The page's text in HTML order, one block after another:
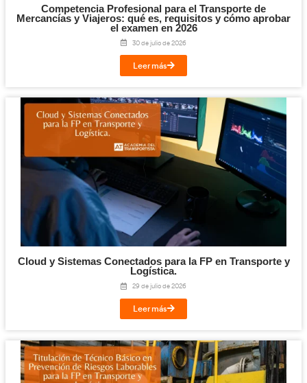
Te puede interesar...
Transporte y Logística.
31 de julio de 2026